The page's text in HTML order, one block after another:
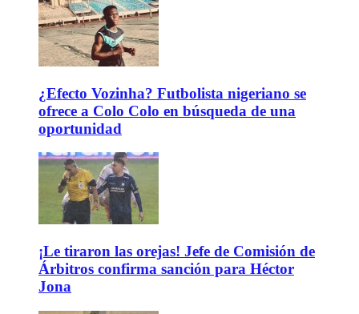
¿Efecto Vozinha? Futbolista nigeriano se
ofrece a Colo Colo en búsqueda de una
oportunidad
¡Le tiraron las orejas! Jefe de Comisión de
Árbitros confirma sanción para Héctor
Jona